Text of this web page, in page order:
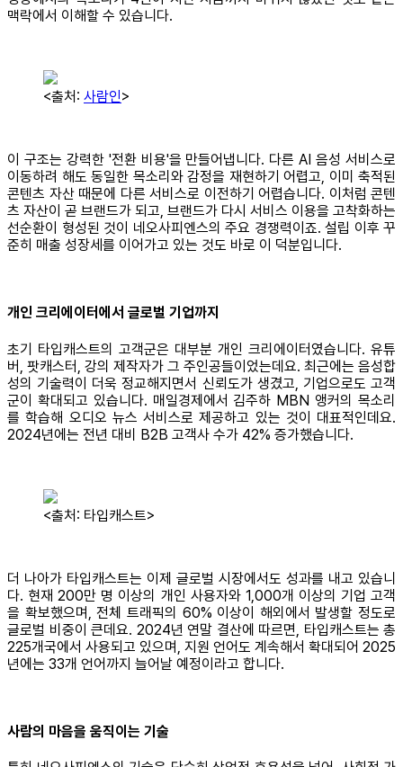
맥락에서 이해할 수 있습니다.
<출처: 사람인>
이 구조는 강력한 '전환 비용'을 만들어냅니다. 다른 AI 음성 서비스로
이동하려 해도 동일한 목소리와 감정을 재현하기 어렵고, 이미 축적된
콘텐츠 자산 때문에 다른 서비스로 이전하기 어렵습니다. 이처럼 콘텐
츠 자산이 곧 브랜드가 되고, 브랜드가 다시 서비스 이용을 고착화하는
선순환이 형성된 것이 네오사피엔스의 주요 경쟁력이죠. 설립 이후 꾸
준히 매출 성장세를 이어가고 있는 것도 바로 이 덕분입니다.
개인 크리에이터에서 글로벌 기업까지
초기 타입캐스트의 고객군은 대부분 개인 크리에이터였습니다. 유튜
버, 팟캐스터, 강의 제작자가 그 주인공들이었는데요. 최근에는 음성합
성의 기술력이 더욱 정교해지면서 신뢰도가 생겼고, 기업으로도 고객
군이 확대되고 있습니다. 매일경제에서 김주하 MBN 앵커의 목소리
를 학습해 오디오 뉴스 서비스로 제공하고 있는 것이 대표적인데요.
2024년에는 전년 대비 B2B 고객사 수가 42% 증가했습니다.
<출처: 타입캐스트>
더 나아가 타입캐스트는 이제 글로벌 시장에서도 성과를 내고 있습니
다. 현재 200만 명 이상의 개인 사용자와 1,000개 이상의 기업 고객
을 확보했으며, 전체 트래픽의 60% 이상이 해외에서 발생할 정도로
글로벌 비중이 큰데요. 2024년 연말 결산에 따르면, 타입캐스트는 총
225개국에서 사용되고 있으며, 지원 언어도 계속해서 확대되어 2025
년에는 33개 언어까지 늘어날 예정이라고 합니다.
사람의 마음을 움직이는 기술